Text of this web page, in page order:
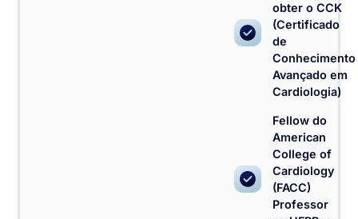
obter o CCK
(Certificado
de
Conhecimento
Avançado em
Cardiologia)
Fellow do
American
College of
Cardiology
(FACC)
Professor